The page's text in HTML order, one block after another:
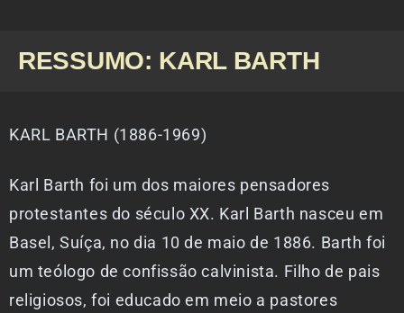
RESSUMO: KARL BARTH
KARL BARTH (1886-1969)
Karl Barth foi um dos maiores pensadores
protestantes do século XX. Karl Barth nasceu em
Basel, Suíça, no dia 10 de maio de 1886. Barth foi
um teólogo de confissão calvinista. Filho de pais
religiosos, foi educado em meio a pastores